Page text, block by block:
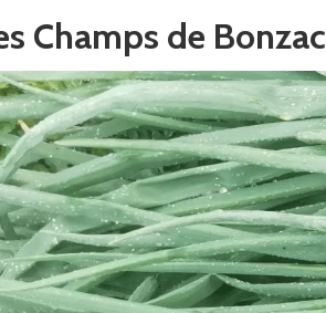
Champs de Bonzac